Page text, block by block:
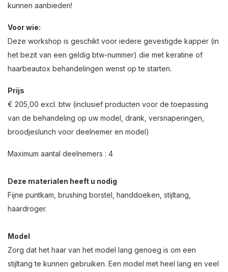
kunnen aanbieden!
Voor wie:
Deze workshop is geschikt voor iedere gevestigde kapper (in
het bezit van een geldig btw-nummer) die met keratine of
haarbeautox behandelingen wenst op te starten.
Prijs
€ 205,00 excl. btw (inclusief producten voor de toepassing
van de behandeling op uw model, drank, versnaperingen,
broodjeslunch voor deelnemer en model)
Maximum aantal deelnemers : 4
Deze materialen heeft u nodig
Fijne puntkam, brushing borstel, handdoeken, stijltang,
haardroger.
Model
Zorg dat het haar van het model lang genoeg is om een
stijltang te kunnen gebruiken. Een model met heel lang en veel